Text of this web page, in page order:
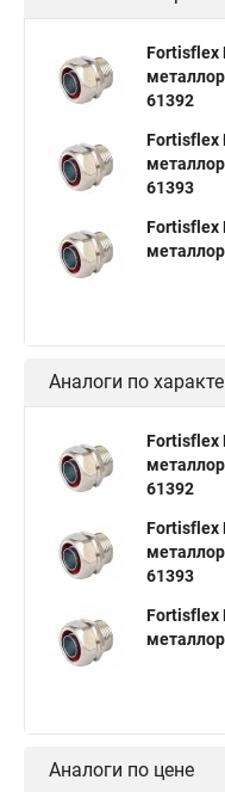
Fortisflex
61392
Fortisflex
61393
Fortisflex
Аналоги по
Fortisflex
61392
Fortisflex
61393
Fortisflex
Аналоги по цене